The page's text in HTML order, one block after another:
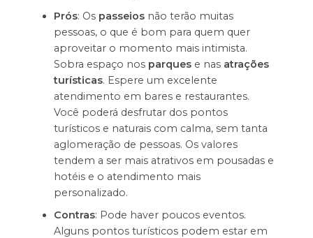
Prós: Os passeiosnão terão muitas
pessoas, o que é bom para quem quer
aproveitar o momento mais intimista.
Sobra espaço nos parques e nas atrações
turísticas. Espere um excelente
atendimento em bares e restaurantes.
Você poderá desfrutar dos pontos
turísticos e naturais com calma, sem tanta
aglomeração de pessoas. Os valores
tendem a ser mais atrativos em pousadas e
hotéis e o atendimento mais
personalizado.
Contras: Pode haver poucos eventos.
Alguns pontos turísticos podem estar em